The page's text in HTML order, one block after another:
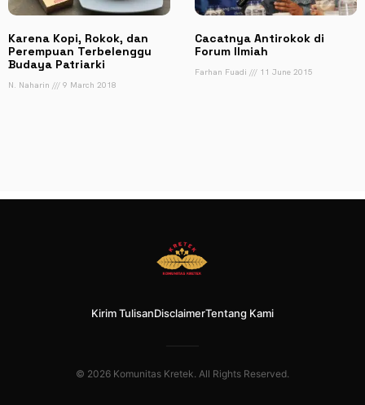
Karena Kopi, Rokok, dan
Perempuan Terbelenggu
Budaya Patriarki
N. Naharin 9 March 2018
Cacatnya Antirokok di
Forum Ilmiah
Farhan Fuadi 11 June 2015
Kirim TulisanDisclaimerTentang Kami
© 2026 Komunitas Kretek. All Rights Reserved.